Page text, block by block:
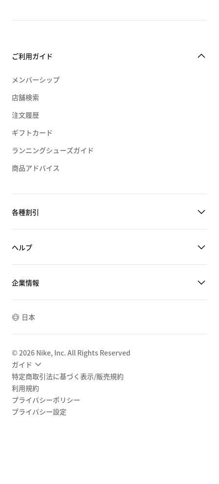
ご利用ガイド
メンバーシップ
店舗検索
注文履歴
ギフトカード
ランニングシューズガイド
商品アドバイス
各種割引
ヘルプ
企業情報
日本
© 2026 Nike, Inc. All Rights Reserved
ガイド
特定商取引法に基づく表示/販売規約
利用規約
プライバシーポリシー
プライバシー設定